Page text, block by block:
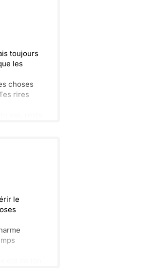
toujours
les
choses
rires
le